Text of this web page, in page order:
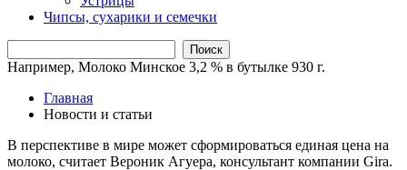
Чипсы, сухарики и семечки
Поиск
Например, Молоко Минское 3,2 % в бутылке 930 г.
Главная
Новости и статьи
В перспективе в мире может сформироваться единая цена на
молоко, считает Вероник Агуера, консультант компании Gira.